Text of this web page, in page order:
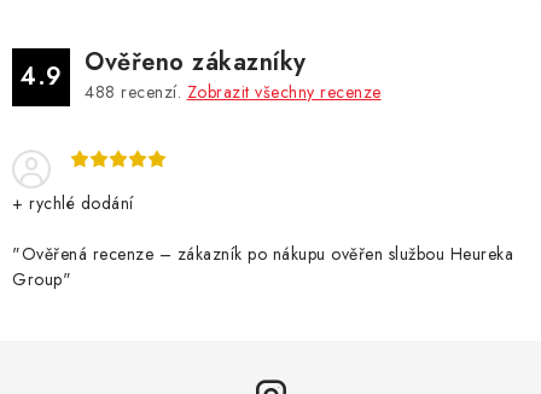
4.9 Ověřeno zákazníky
488 recenzí. Zobrazit všechny recenze
+ rychlé dodání
"Ověřená recenze – zákazník po nákupu ověřen službou Heureka
Group"